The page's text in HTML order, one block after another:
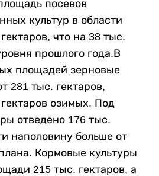
посевов
культур в области
что на 38 тыс.
прошлого года.В
площадей зерновые
281 тыс. гектаров,
озимых. Под
отведено 176 тыс.
наполовину больше от
Кормовые культуры
215 тыс. гектаров, а